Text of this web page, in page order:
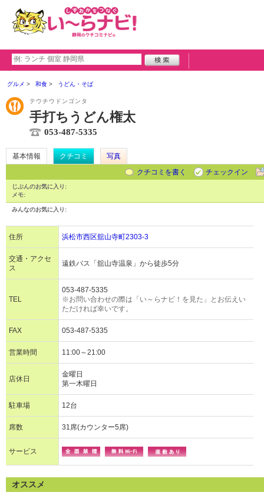
グルメ 和食 うどん・そば
テウチウドンゴンタ
手打ちうどん権太
053-487-5335
基本情報 クチコミ
写真
クチコミを書く
チェックイン
じぶんのお気に入り:
メモ:
みんなのお気に入り:
住所 浜松市西区舘山寺町2303-3
交通・アクセ
ス
遠鉄バス「舘山寺温泉」から徒歩5分
TEL
053-487-5335
※お問い合わせの際は「い～らナビ！を見た」とお伝えい
ただければ幸いです。
FAX 053-487-5335
営業時間 11:00～21:00
店休日
金曜日
第一木曜日
駐車場 12台
席数 31席(カウンター5席)
サービス
オススメ